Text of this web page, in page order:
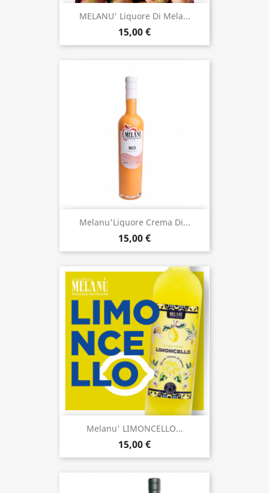
MELANU' Liquore Di Mela...
15,00 €
Melanu'Liquore Crema Di...
15,00 €
Melanu' LIMONCELLO...
15,00 €